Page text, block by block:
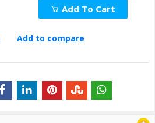
Add To Cart
Add to compare